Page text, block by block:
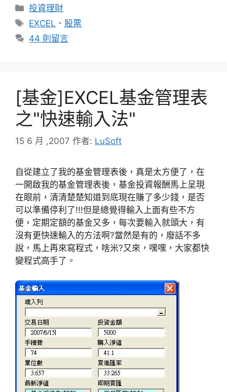
分
類
投資理財
標
籤
EXCEL 、 股票
44 則留言
[基金]EXCEL基金管理表
之"快速輸入法"
15 6 月 ,2007 作者: LuSoft
自從建立了我的基金管理表後，真是太方便了，在
一開啟我的基金管理表後，基金投資報酬馬上呈現
在眼前，清清楚楚知道到底現在賺了多少錢，是否
可以準備停利了!!!但是總覺得輸入上面有些不方
便，定期定額的基金又多，每次要輸入就頭大，有
沒有更快速輸入的方法啊?當然是有的，廢話不多
說，馬上再來寫程式，啥米?又來，嘿嘿，大家都快
變程式高手了。